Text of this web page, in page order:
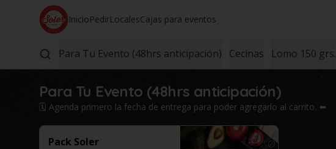
InicioPedirLocalesCajas para eventos
Para Tu Evento (48hrs anticipación) Cecinas Lomo 150 grs.
Para Tu Evento (48hrs anticipación)
🗓️ Agenda primero la fecha de entrega para poder agregarlo al carrito. ⬅️
Pack Soler